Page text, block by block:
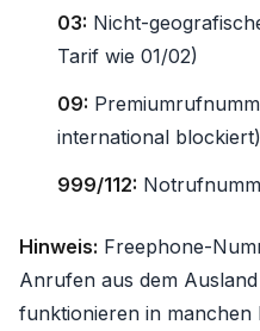
03: Nicht-
Tarif wie 01/02)
09:
international blockiert)
999/112:
Hinweis: Freephone-
Anrufen aus dem
funktionieren in manchen